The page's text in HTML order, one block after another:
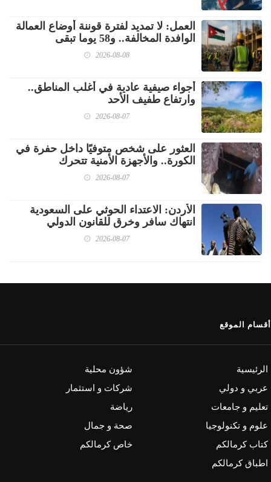
العمل: لا تمديد لفترة قوننة أوضاع العمالة
الوافدة المخالفة.. و58 يوما تبقى
2026-08-08
أجواء صيفية عادية في أغلب المناطق..
وارتفاع طفيف الأحد
2026-08-07
العثور على شخص متوفيًا داخل حفرة في
الكورة.. والأجهزة الأمنية تتحرك
2026-08-07
الأردن: الاعتداء الحوثي على السعودية
انتهاك سافر وخرق للقانون الدولي
2026-08-07
أقسام الموقع
الرئيسية
شؤون محلية
عربي و دولي
شركات و استثمار
تعليم و جامعات
رياضة
علوم و تكنولوجيا
صحة و جمال
كتاب كرمالكم
خاص كرمالكم
اطباق كرمالكم